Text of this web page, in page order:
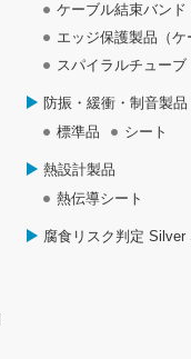
ケーブル結束バンド
エッジ保護製品（
スパイラルチューブ
防振・緩衝・制音製品
標準品
シート
熱設計製品
熱伝導シート
腐食リスク判定